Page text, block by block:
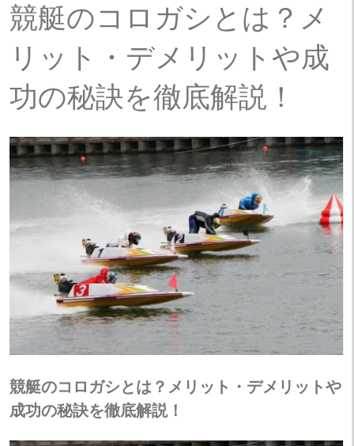
競艇のコロガシとは？メ
リット・デメリットや成
功の秘訣を徹底解説！
競艇のコロガシとは？メリット・デメリットや
成功の秘訣を徹底解説！